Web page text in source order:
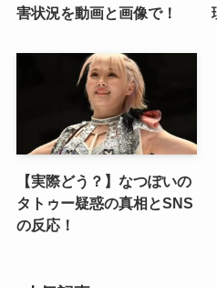
害状況を動画と画像で！
【実際どう？】なつぽいの
タトゥー疑惑の真相とSNS
の反応！